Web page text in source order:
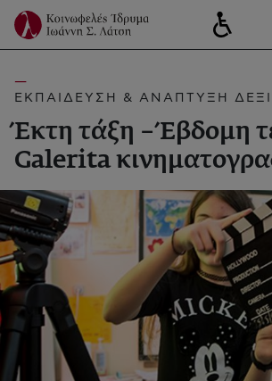
ΕΚΠΑΙΔΕΥΣΗ & ΑΝΑΠΤΥΞΗ
Έκτη τάξη – Έβδομη
Galerita